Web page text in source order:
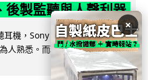
後製監聽與人聲利器
耳機，Sony 經典 MDR-7506 到
人熟悉。而現在舞台製作者與創
×